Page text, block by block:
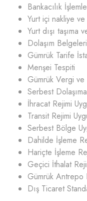
Bankacılık
Yurt içi nakliye
Yurt dışı taşıma
Dolaşım
Gümrük Tarife
Menşei Tespiti
Gümrük Vergi ve
Serbest
İhracat Rejimi
Transit Rejimi
Serbest Bölge
Dahilde İşleme
Hariçte İşleme
Geçici İthalat
Gümrük Antrepo
Dış Ticaret